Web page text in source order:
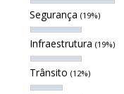
Segurança (19%)
Infraestrutura (19%)
Trânsito (12%)